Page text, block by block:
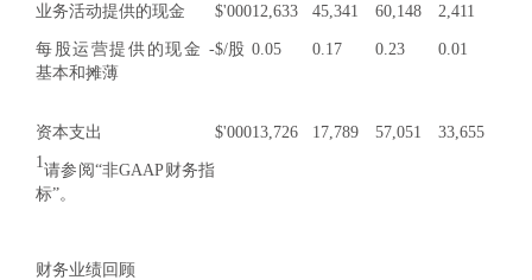
业务活动提供的现金 $'00012,633 45,341 60,148 2,411
每股运营提供的现金 -
基本和摊薄
$/股 0.05 0.17 0.23 0.01
资本支出 $'00013,726 17,789 57,051
33,655
1 请参阅“非GAAP财务指
标”。
财务业绩回顾